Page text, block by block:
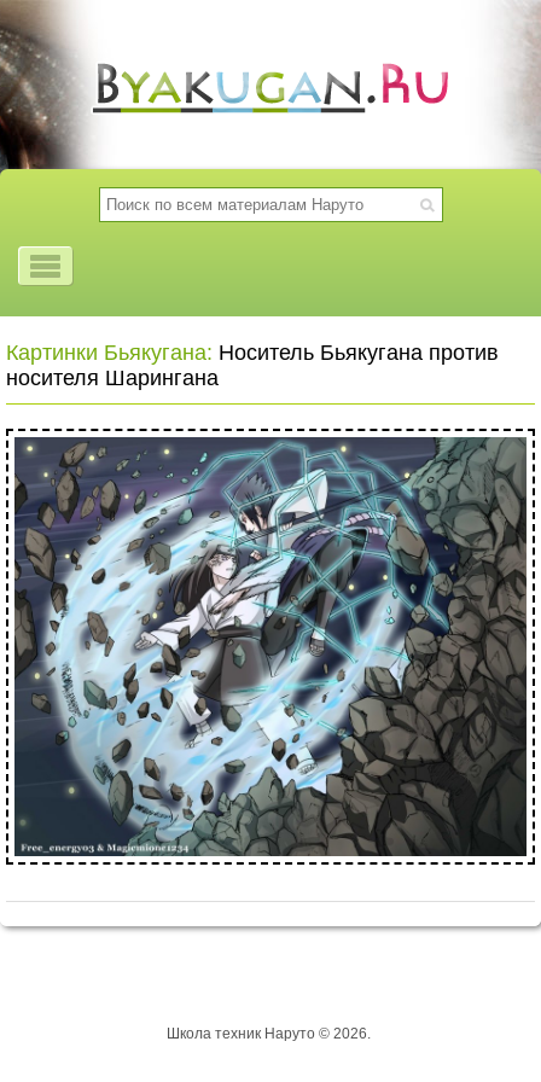
Картинки Бьякугана: Носитель Бьякугана против
носителя Шарингана
Школа техник Наруто © 2026.